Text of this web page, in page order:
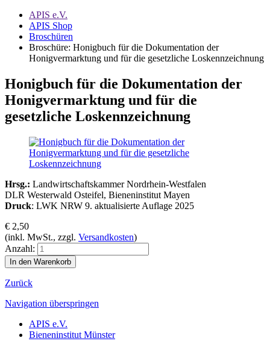
APIS e.V.
APIS Shop
Broschüren
Broschüre: Honigbuch für die Dokumentation der
Honigvermarktung und für die gesetzliche Loskennzeichnung
Honigbuch für die Dokumentation der
Honigvermarktung und für die
gesetzliche Loskennzeichnung
Hrsg.: Landwirtschaftskammer Nordrhein-Westfalen
DLR Westerwald Osteifel, Bieneninstitut Mayen
Druck: LWK NRW 9. aktualisierte Auflage 2025
€ 2,50
(inkl. MwSt., zzgl. Versandkosten)
Anzahl:
Zurück
Navigation überspringen
APIS e.V.
Bieneninstitut Münster